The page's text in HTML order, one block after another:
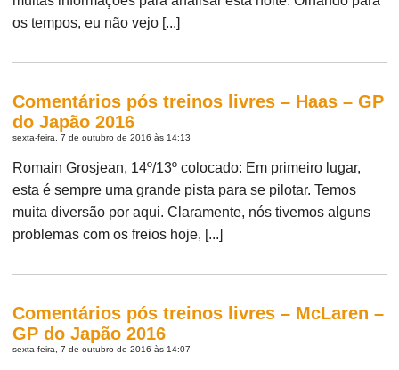
os tempos, eu não vejo [...]
Comentários pós treinos livres – Haas – GP
do Japão 2016
sexta-feira, 7 de outubro de 2016 às 14:13
Romain Grosjean, 14º/13º colocado: Em primeiro lugar,
esta é sempre uma grande pista para se pilotar. Temos
muita diversão por aqui. Claramente, nós tivemos alguns
problemas com os freios hoje, [...]
Comentários pós treinos livres – McLaren –
GP do Japão 2016
sexta-feira, 7 de outubro de 2016 às 14:07